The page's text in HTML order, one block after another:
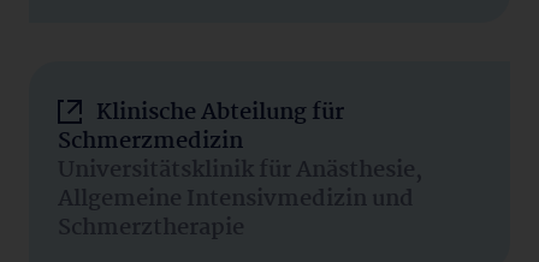
Klinische Abteilung für
Schmerzmedizin
Universitätsklinik für Anästhesie,
Allgemeine Intensivmedizin und
Schmerztherapie